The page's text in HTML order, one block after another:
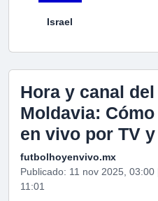
Israel
Hora y canal
Moldavia:
en vivo por TV
futbolhoyenvivo.mx
Publicado: 11 nov 2025, 03:00
11:01